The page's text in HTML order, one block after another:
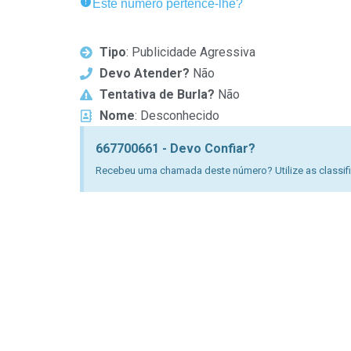
Este número pertence-lhe?
Tipo: Publicidade Agressiva
Devo Atender? Não
Tentativa de Burla? Não
Nome: Desconhecido
667700661 - Devo Confiar?
Recebeu uma chamada deste número? Utilize as